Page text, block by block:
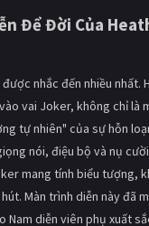
Để Đời Của
nhắc đến nhiều nhất.
vai Joker, không chỉ là
tự nhiên" của sự hỗn
nói, điệu bộ và nụ
mang tính biểu tượng,
Màn trình diễn này đã
Nam diễn viên phụ xuất